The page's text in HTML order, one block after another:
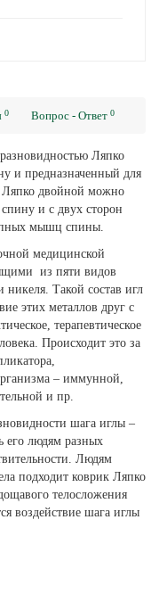
0 Вопрос - Ответ 0
Ляпко
и предназначенный для
Ляпко двойной можно
и с двух сторон
мышц спины.
медицинской
из пяти видов
никеля. Такой состав игл
этих металлов друг с
терапевтическое
Происходит это за
– иммунной,
и пр.
шага иглы –
его людям разных
Людям
подходит коврик Ляпко
телосложения
воздействие шага иглы